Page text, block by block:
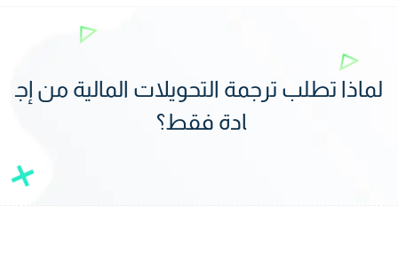
لماذا تطلب ترجمة التحويلات المالية من إج
ادة فقط؟